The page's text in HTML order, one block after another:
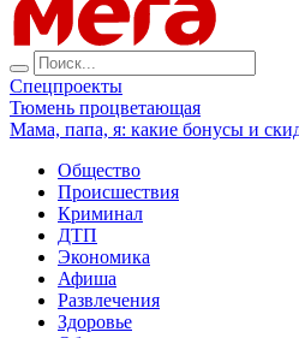
Спецпроекты
Тюмень процветающая
Мама, папа, я: какие бонусы и
Общество
Происшествия
Криминал
ДТП
Экономика
Афиша
Развлечения
Здоровье